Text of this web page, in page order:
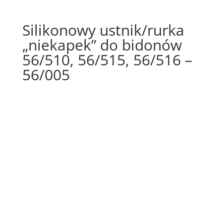
Silikonowy ustnik/rurka
„niekapek” do bidonów
56/510, 56/515, 56/516 –
56/005